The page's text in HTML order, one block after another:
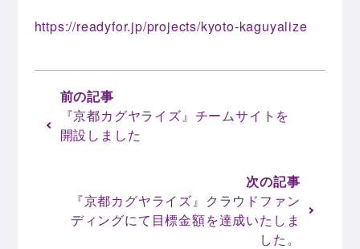
https://readyfor.jp/projects/kyoto-kaguyalize
『京都カグヤライズ』チームサイトを
開設しました
『京都カグヤライズ』クラウドファン
ディングにて目標金額を達成いたしま
した。